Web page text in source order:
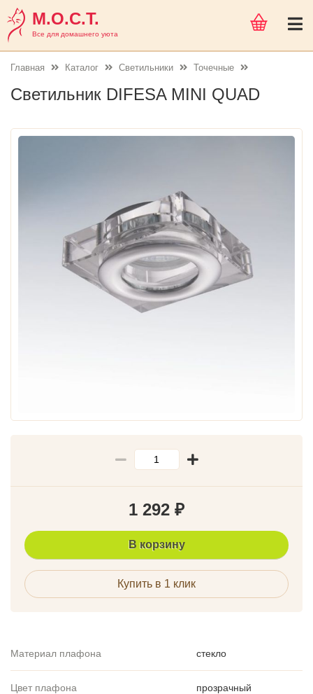
М.О.С.Т.
Все для домашнего уюта
Главная Каталог Светильники Точечные
Светильник DIFESA MINI QUAD
1 292 ₽
В корзину
Купить в 1 клик
Материал плафона стекло
Цвет плафона прозрачный